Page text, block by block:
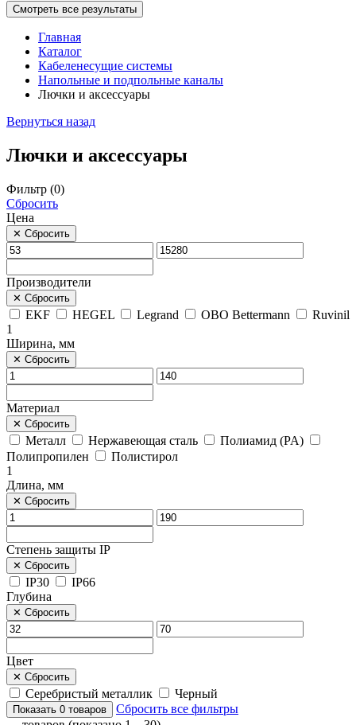
Смотреть все результаты
Главная
Каталог
Кабеленесущие системы
Напольные и подпольные каналы
Лючки и аксессуары
Вернуться назад
Лючки и аксессуары
Фильтр (0)
Сбросить
Цена
✕ Сбросить
Производители
✕ Сбросить
EKF HEGEL Legrand OBO Bettermann
Ruvinil
1
Ширина, мм
✕ Сбросить
Материал
✕ Сбросить
Металл Нержавеющая сталь
Полиамид (PA)
Полипропилен
Полистирол
1
Длина, мм
✕ Сбросить
Степень защиты IP
✕ Сбросить
IP30
IP66
Глубина
✕ Сбросить
Цвет
✕ Сбросить
Серебристый металлик Черный
Показать 0 товаров
Сбросить все фильтры